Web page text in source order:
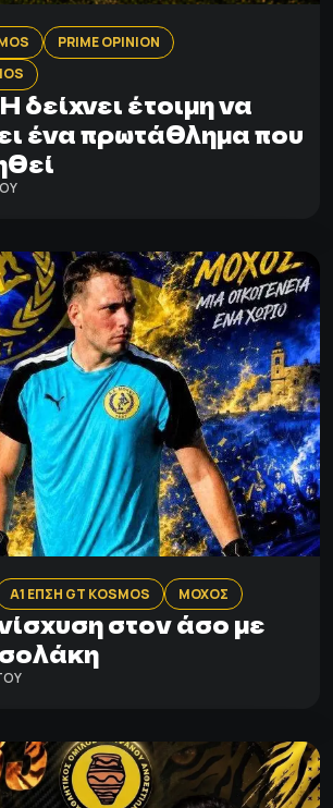
PRIME OPINION
έτοιμη να
ένα πρωτάθλημα που
Α1 ΕΠΣΗ GT KOSMOS ΜΟΧΟΣ
στον άσο με